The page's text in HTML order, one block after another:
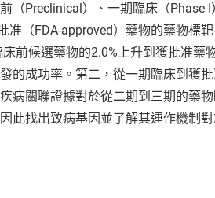
（Preclinical）、一期臨床（Phase
准（FDA-approved）藥物的藥物標
前候選藥物的2.0%上升到獲批准藥
的成功率。第二，從一期臨床到獲
病關聯證據對於從二期到三期的藥
此找出致病基因並了解其運作機制